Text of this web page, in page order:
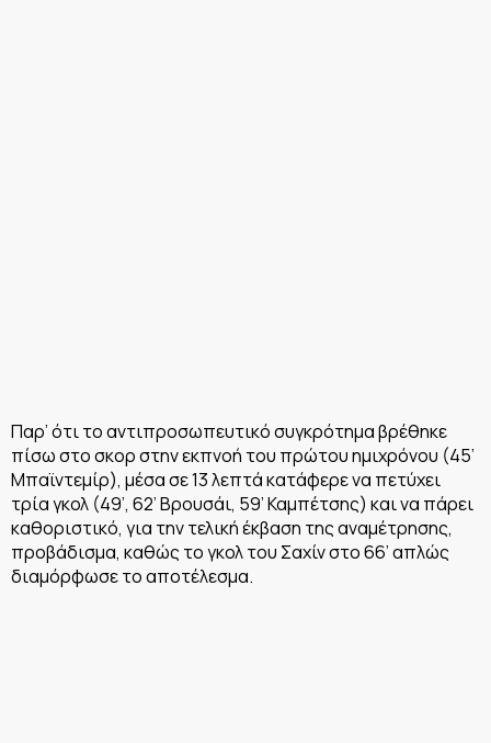
Παρ’ ότι το αντιπροσωπευτικό συγκρότημα βρέθηκε
πίσω στο σκορ στην εκπνοή του πρώτου ημιχρόνου (45’
Μπαϊντεμίρ), μέσα σε 13 λεπτά κατάφερε να πετύχει
τρία γκολ (49’, 62’ Βρουσάι, 59’ Καμπέτσης) και να πάρει
καθοριστικό, για την τελική έκβαση της αναμέτρησης,
προβάδισμα, καθώς το γκολ του Σαχίν στο 66’ απλώς
διαμόρφωσε το αποτέλεσμα.